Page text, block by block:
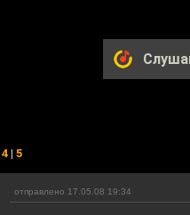
4 | 5
отправлено 17.05.08 19:34